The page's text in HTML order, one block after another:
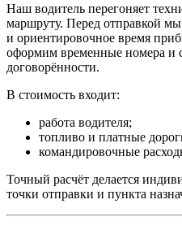
Наш водитель перегоняет
маршруту. Перед отправкой мы
и ориентировочное время
оформим временные номера и
договорённости.
В стоимость входит:
работа водителя;
топливо и платные
командировочные
Точный расчёт делается
точки отправки и пункта